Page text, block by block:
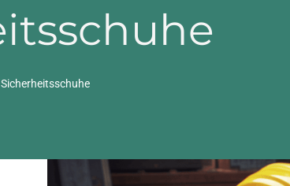
Sicherheitsschuhe